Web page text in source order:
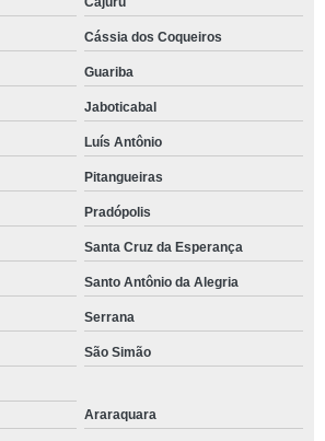
Cássia dos Coqueiros
Guariba
Jaboticabal
Luís Antônio
Pitangueiras
Pradópolis
Santa Cruz da Esperança
Santo Antônio da Alegria
Serrana
São Simão
Araraquara